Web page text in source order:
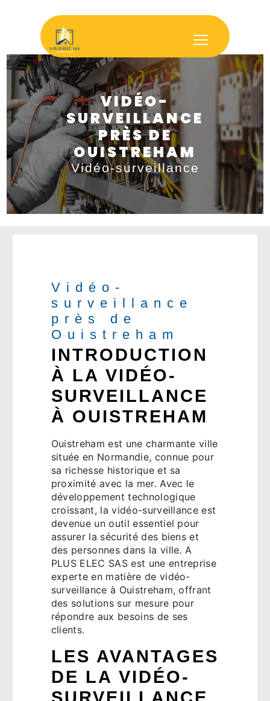
VIDÉO-
SURVEILLANCE
PRÈS DE
OUISTREHAM
Vidéo-surveillance
Vidéo-
surveillance
près de
Ouistreham
INTRODUCTION
À LA VIDÉO-
SURVEILLANCE
À OUISTREHAM
Ouistreham est une charmante ville
située en Normandie, connue pour
sa richesse historique et sa
proximité avec la mer. Avec le
développement technologique
croissant, la vidéo-surveillance est
devenue un outil essentiel pour
assurer la sécurité des biens et
des personnes dans la ville. A
PLUS ELEC SAS est une entreprise
experte en matière de vidéo-
surveillance à Ouistreham, offrant
des solutions sur mesure pour
répondre aux besoins de ses
clients.
LES AVANTAGES
DE LA VIDÉO-